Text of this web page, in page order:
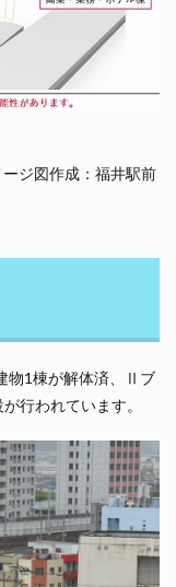
ジ図作成：福井駅前
物1棟が解体済、Ⅱブ
行われています。